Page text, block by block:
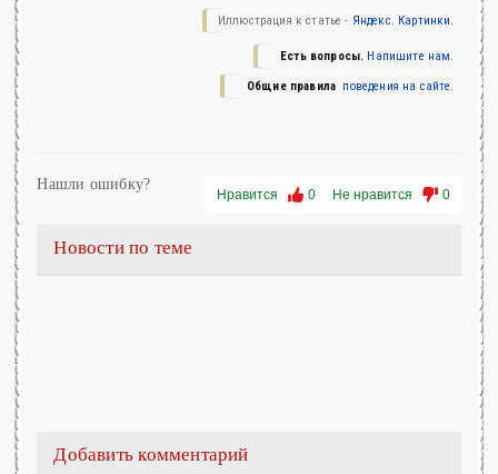
Иллюстрация к статье - Яндекс. Картинки.
Есть вопросы. Напишите нам.
Общие правила поведения на сайте.
Нравится 0 Не нравится 0
Нашли ошибку?
Новости по теме
Добавить комментарий